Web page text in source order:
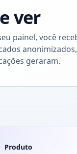
ver
painel, você
geraram.
Produto